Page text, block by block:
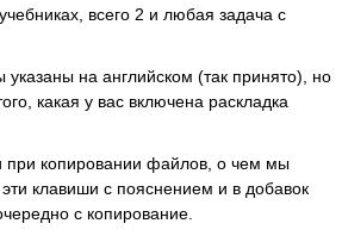
всего 2 и любая задача с
на английском (так принято), но
какая у вас включена раскладка
при копировании файлов, о чем мы
клавиши с пояснением и в добавок
с копирование.